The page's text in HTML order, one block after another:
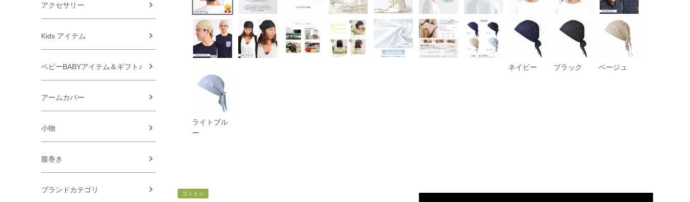
アクセサリー
Kids アイテム
ベビーBABYアイテム＆ギフト♪
アームカバー
小物
腹巻き
ブランドカテゴリ
ネイビー ブラック ベージュ
ライトブル
ー
コットン